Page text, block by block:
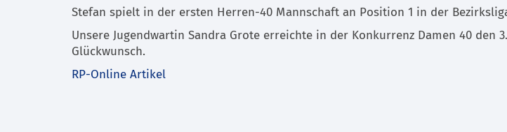
Stefan spielt in der ersten Herren-40 Mannschaft an Position 1 in der
Unsere Jugendwartin Sandra Grote erreichte in der Konkurrenz Damen 40 den
Glückwunsch.
RP-Online Artikel